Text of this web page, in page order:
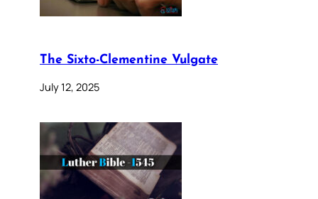
The Sixto-Clementine Vulgate
July 12, 2025